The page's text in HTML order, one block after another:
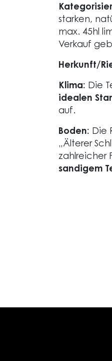
starken,
max. 45hl
Verkauf
Herkunft/
Klima: Die
idealen
auf.
Boden: Die
„Älterer
zahlreicher
sandigem